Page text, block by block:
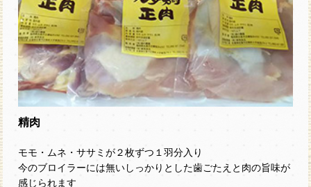
精肉
モモ・ムネ・ササミが２枚ずつ１羽分入り
今のブロイラーには無いしっかりとした歯ごたえと肉の旨味が
感じられます